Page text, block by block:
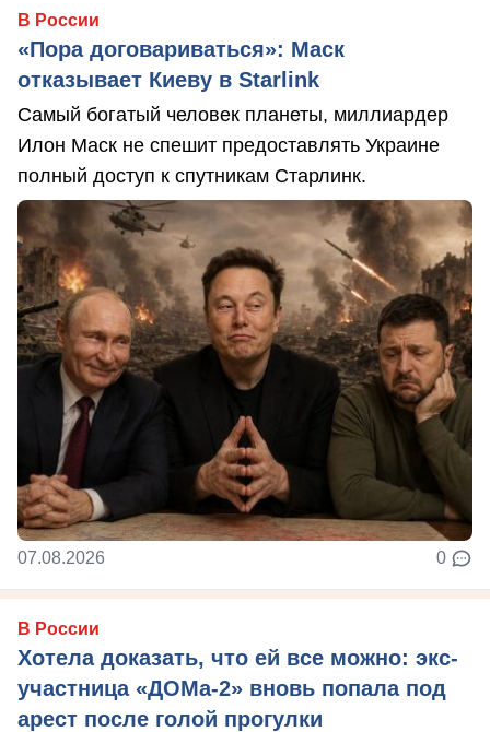
В России
«Пора договариваться»: Маск
отказывает Киеву в Starlink
Самый богатый человек планеты, миллиардер
Илон Маск не спешит предоставлять Украине
полный доступ к спутникам Старлинк.
07.08.2026 0
В России
Хотела доказать, что ей все можно: экс-
участница «ДОМа-2» вновь попала под
арест после голой прогулки